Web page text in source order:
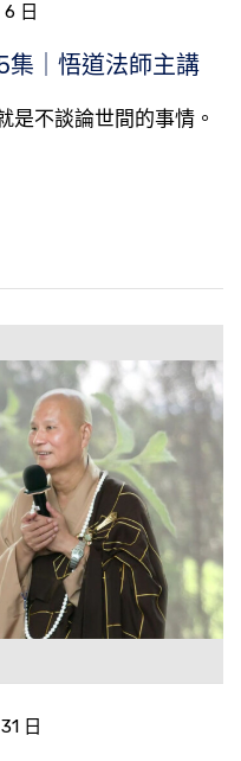
日
｜悟道法師主講
是不談論世間的事情。
日